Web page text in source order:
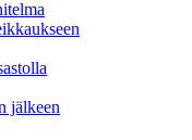
jälkeen